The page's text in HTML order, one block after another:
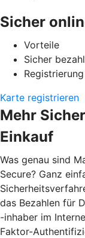
Sicher
Vorteile
Sicher
Registrierung
Karte registrieren
Mehr
Einkauf
Was genau sind
Secure? Ganz
das Bezahlen für
-inhaber im
Faktor-